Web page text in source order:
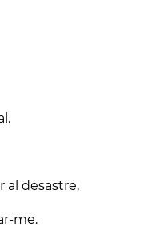
al desastre,
me.